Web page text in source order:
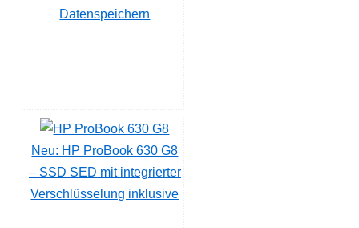
Datenspeichern
Neu: HP ProBook 630 G8
– SSD SED mit integrierter
Verschlüsselung inklusive